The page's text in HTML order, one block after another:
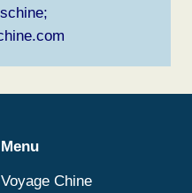
Menu
Voyage Chine